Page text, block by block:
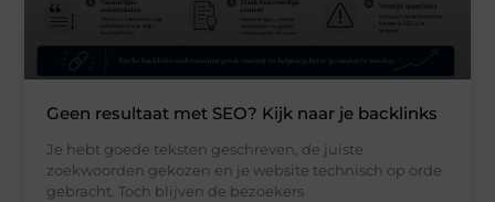
Geen resultaat met SEO? Kijk naar je backlinks
Je hebt goede teksten geschreven, de juiste
zoekwoorden gekozen en je website technisch op orde
gebracht. Toch blijven de bezoekers